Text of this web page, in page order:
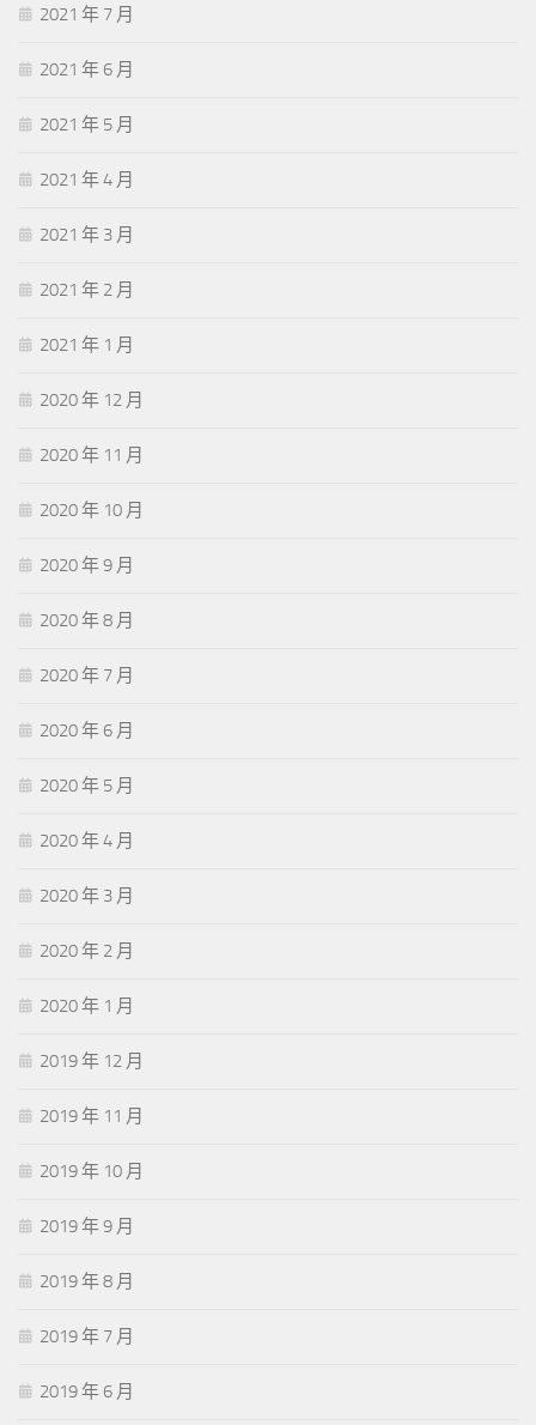
2021 年 7 月
2021 年 6 月
2021 年 5 月
2021 年 4 月
2021 年 3 月
2021 年 2 月
2021 年 1 月
2020 年 12 月
2020 年 11 月
2020 年 10 月
2020 年 9 月
2020 年 8 月
2020 年 7 月
2020 年 6 月
2020 年 5 月
2020 年 4 月
2020 年 3 月
2020 年 2 月
2020 年 1 月
2019 年 12 月
2019 年 11 月
2019 年 10 月
2019 年 9 月
2019 年 8 月
2019 年 7 月
2019 年 6 月